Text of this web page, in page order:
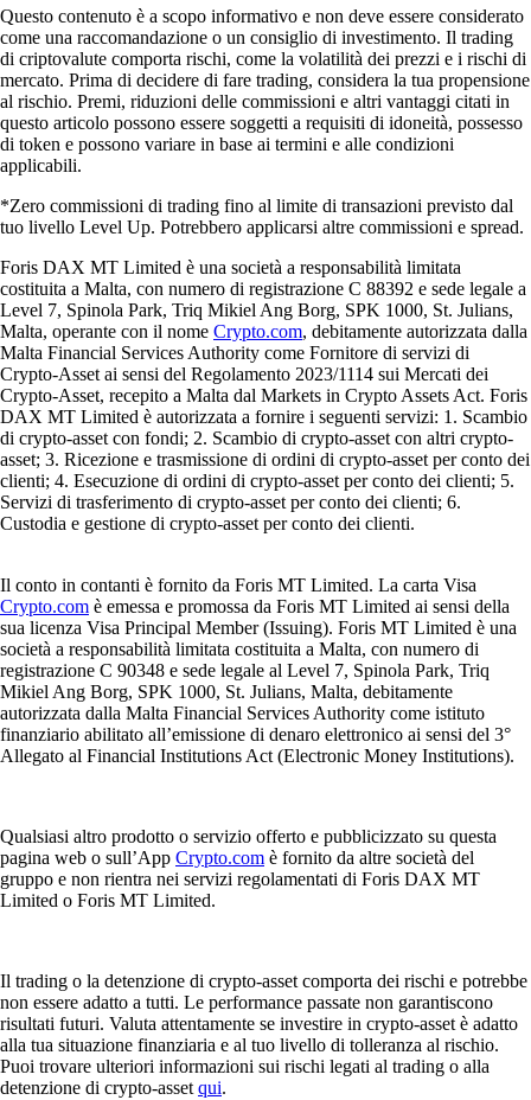
Questo contenuto è a scopo informativo e non deve essere considerato
come una raccomandazione o un consiglio di investimento. Il trading
di criptovalute comporta rischi, come la volatilità dei prezzi e i rischi di
mercato. Prima di decidere di fare trading, considera la tua propensione
al rischio. Premi, riduzioni delle commissioni e altri vantaggi citati in
questo articolo possono essere soggetti a requisiti di idoneità, possesso
di token e possono variare in base ai termini e alle condizioni
applicabili.
*Zero commissioni di trading fino al limite di transazioni previsto dal
tuo livello Level Up. Potrebbero applicarsi altre commissioni e spread.
Foris DAX MT Limited è una società a responsabilità limitata
costituita a Malta, con numero di registrazione C 88392 e sede legale a
Level 7, Spinola Park, Triq Mikiel Ang Borg, SPK 1000, St. Julians,
Malta, operante con il nome Crypto.com, debitamente autorizzata dalla
Malta Financial Services Authority come Fornitore di servizi di
Crypto-Asset ai sensi del Regolamento 2023/1114 sui Mercati dei
Crypto-Asset, recepito a Malta dal Markets in Crypto Assets Act. Foris
DAX MT Limited è autorizzata a fornire i seguenti servizi: 1. Scambio
di crypto-asset con fondi; 2. Scambio di crypto-asset con altri crypto-
asset; 3. Ricezione e trasmissione di ordini di crypto-asset per conto dei
clienti; 4. Esecuzione di ordini di crypto-asset per conto dei clienti; 5.
Servizi di trasferimento di crypto-asset per conto dei clienti; 6.
Custodia e gestione di crypto-asset per conto dei clienti.
Il conto in contanti è fornito da Foris MT Limited. La carta Visa
Crypto.com è emessa e promossa da Foris MT Limited ai sensi della
sua licenza Visa Principal Member (Issuing). Foris MT Limited è una
società a responsabilità limitata costituita a Malta, con numero di
registrazione C 90348 e sede legale al Level 7, Spinola Park, Triq
Mikiel Ang Borg, SPK 1000, St. Julians, Malta, debitamente
autorizzata dalla Malta Financial Services Authority come istituto
finanziario abilitato all’emissione di denaro elettronico ai sensi del 3°
Allegato al Financial Institutions Act (Electronic Money Institutions).
Qualsiasi altro prodotto o servizio offerto e pubblicizzato su questa
pagina web o sull’App Crypto.com è fornito da altre società del
gruppo e non rientra nei servizi regolamentati di Foris DAX MT
Limited o Foris MT Limited.
Il trading o la detenzione di crypto-asset comporta dei rischi e potrebbe
non essere adatto a tutti. Le performance passate non garantiscono
risultati futuri. Valuta attentamente se investire in crypto-asset è adatto
alla tua situazione finanziaria e al tuo livello di tolleranza al rischio.
Puoi trovare ulteriori informazioni sui rischi legati al trading o alla
detenzione di crypto-asset qui.